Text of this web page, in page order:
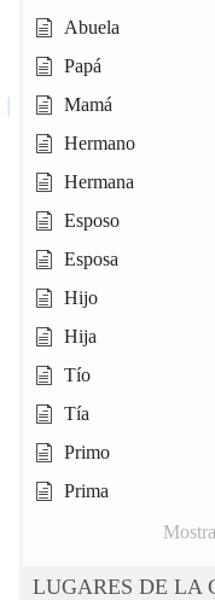
Abuela
Papá
Mamá
Hermano
Hermana
Esposo
Esposa
Hijo
Hija
Tío
Tía
Primo
Prima
LUGARES DE LA